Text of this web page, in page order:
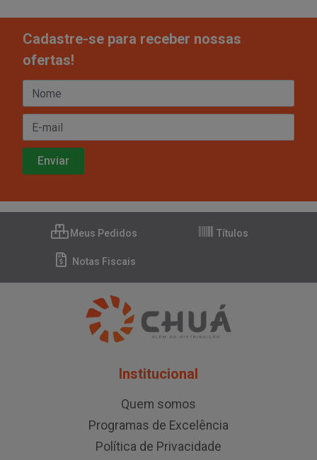
Cadastre-se para receber nossas
ofertas!
Meus Pedidos Títulos
Notas Fiscais
Institucional
Quem somos
Programas de Excelência
Política de Privacidade